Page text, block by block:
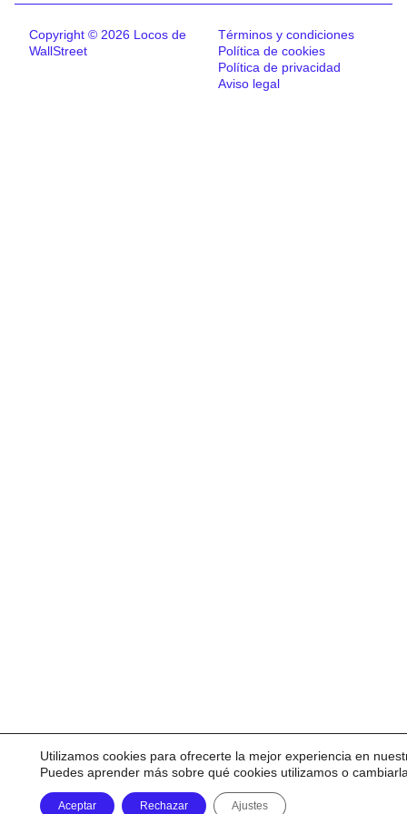
Copyright © 2026 Locos de
WallStreet
Términos y condiciones
Política de cookies
Política de privacidad
Aviso legal
Utilizamos cookies para ofrecerte la mejor experiencia en
Puedes aprender más sobre qué cookies utilizamos o
Aceptar Rechazar Ajustes